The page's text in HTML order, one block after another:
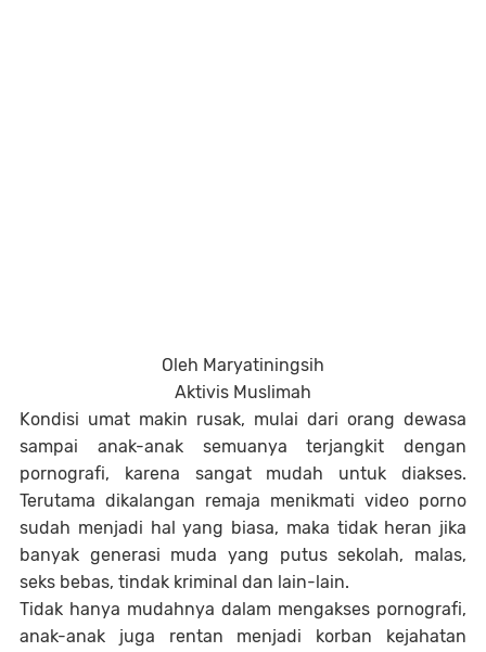
Oleh Maryatiningsih
Aktivis Muslimah
Kondisi umat makin rusak, mulai dari orang dewasa
sampai anak-anak semuanya terjangkit dengan
pornografi, karena sangat mudah untuk diakses.
Terutama dikalangan remaja menikmati video porno
sudah menjadi hal yang biasa, maka tidak heran jika
banyak generasi muda yang putus sekolah, malas,
seks bebas, tindak kriminal dan lain-lain.
Tidak hanya mudahnya dalam mengakses pornografi,
anak-anak juga rentan menjadi korban kejahatan